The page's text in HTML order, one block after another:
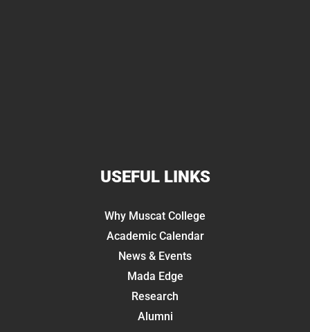
USEFUL LINKS
Why Muscat College
Academic Calendar
News & Events
Mada Edge
Research
Alumni